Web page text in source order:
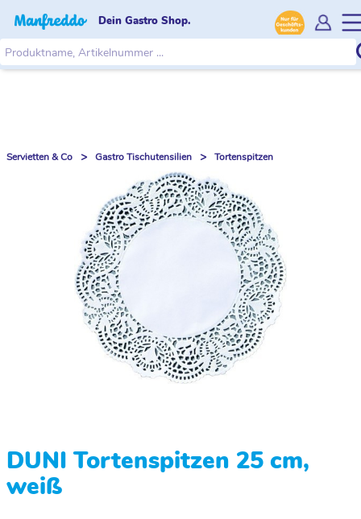
Dein Gastro Shop.
Servietten & Co > Gastro Tischutensilien > Tortenspitzen
DUNI Tortenspitzen 25 cm,
weiß